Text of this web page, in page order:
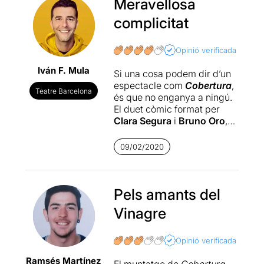
Iván F. Mula
Teatre Barcelona
Meravellosa
complicitat
Opinió verificada
Si una cosa podem dir d’un
espectacle com Cobertura,
és que no enganya a ningú.
El duet còmic format per
Clara Segura i Bruno Oro,
escènica que es remunta als
inicis de la seva trajectòria,
ofereix un humor absurd
havien mostrat als seus
primers espectacles i a la
sèrie de televisió
connectarà immediatament
09/02/2020
Ramsés Martínez
Pels amants del
Vinagre
Opinió verificada